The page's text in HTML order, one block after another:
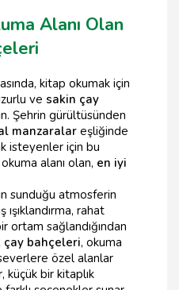
Alanı Olan
kitap okumak için
ve sakin çay
Şehrin gürültüsünden
manzaralar eşliğinde
isteyenler için bu
alanı olan, en iyi
sunduğu atmosferin
rahat
ortam sağlandığından
çay bahçeleri, okuma
özel alanlar
küçük bir kitaplık